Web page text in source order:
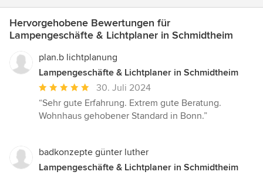
Hervorgehobene Bewertungen für
Lampengeschäfte & Lichtplaner in Schmidtheim
plan.b lichtplanung
Lampengeschäfte & Lichtplaner in Schmidtheim
Durchschnittliche
Bewertung:
5
Sternen
30. Juli 2024
“Sehr gute Erfahrung. Extrem gute Beratung.
Wohnhaus gehobener Standard in Bonn.”
badkonzepte günter luther
Lampengeschäfte & Lichtplaner in Schmidtheim